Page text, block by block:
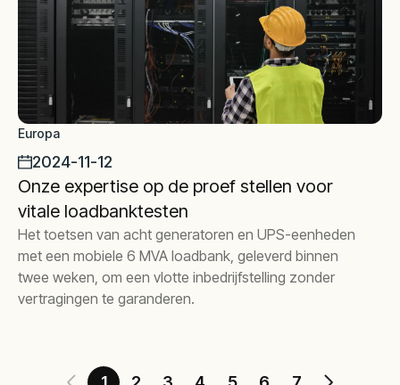
Europa
2024-11-12
Onze expertise op de proef stellen voor
vitale loadbanktesten
Het toetsen van acht generatoren en UPS-eenheden
met een mobiele 6 MVA loadbank, geleverd binnen
twee weken, om een vlotte inbedrijfstelling zonder
vertragingen te garanderen.